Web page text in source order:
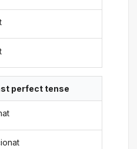
perfect tense